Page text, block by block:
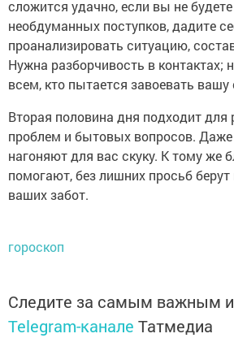
сложится удачно, если вы не
необдуманных поступков, дадите
проанализировать ситуацию,
Нужна разборчивость в контактах;
всем, кто пытается завоевать
Вторая половина дня подходит
проблем и бытовых вопросов.
нагоняют для вас скуку. К тому же
помогают, без лишних просьб берут
ваших забот.
гороскоп
Следите за самым важным
Telegram-канале Татмедиа